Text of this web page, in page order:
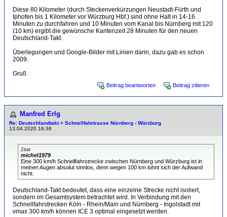
Diese 80 Kilometer (durch Steckenverkürzungen Neustadt-Fürth und
Iphofen bis 1 Kilometer vor Würzburg Hbf.) sind ohne Halt in 14-16
Minuten zu durchfahren und 10 Minuten vom Kanal bis Nürnberg mit 120
(10 km) ergibt die gewünsche Kantenzeit 28 Minuten für den neuen
Deutschland-Takt.
Überlegungen und Google-Bilder mit Linien darin, dazu gab es schon
2009.
Gruß
Beitrag beantworten Beitrag zitieren
Manfred Erlg
Re: Deutschlandtakt + Schnellfahrtrasse Nürnberg - Würzburg
13.04.2020 16:36
Zitat
michel1979
Eine 300 km/h Schnellfahrstrecke zwischen Nürnberg und Würzburg ist in
meinen Augen absolut sinnlos, denn wegen 100 km lohnt sich der Aufwand
nicht.
Deutschland-Takt bedeutet, dass eine einzelne Strecke nicht isoliert,
sondern im Gesamtsystem betrachtet wird. In Verbindung mit den
Schnellfahrstrecken Köln - Rhein/Main und Nürnberg - Ingolstadt mit
vmax 300 km/h können ICE 3 optimal eingesetzt werden.